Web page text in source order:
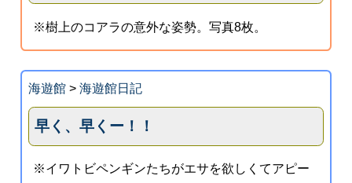
※樹上のコアラの意外な姿勢。写真8枚。
海遊館> 海遊館日記
早く、早くー！！
※イワトビペンギンたちがエサを欲しくてアピー